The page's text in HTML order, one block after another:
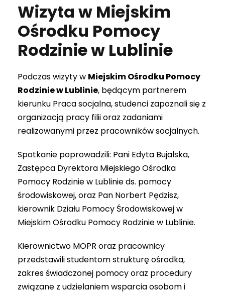
Wizyta w Miejskim
Ośrodku Pomocy
Rodzinie w Lublinie
Podczas wizyty w Miejskim Ośrodku Pomocy
Rodzinie w Lublinie, będącym partnerem
kierunku Praca socjalna, studenci zapoznali się z
organizacją pracy filii oraz zadaniami
realizowanymi przez pracowników socjalnych.
Spotkanie poprowadzili: Pani Edyta Bujalska,
Zastępca Dyrektora Miejskiego Ośrodka
Pomocy Rodzinie w Lublinie ds. pomocy
środowiskowej, oraz Pan Norbert Pędzisz,
kierownik Działu Pomocy Środowiskowej w
Miejskim Ośrodku Pomocy Rodzinie w Lublinie.
Kierownictwo MOPR oraz pracownicy
przedstawili studentom strukturę ośrodka,
zakres świadczonej pomocy oraz procedury
związane z udzielaniem wsparcia osobom i